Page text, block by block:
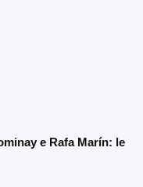
e Rafa Marín: le